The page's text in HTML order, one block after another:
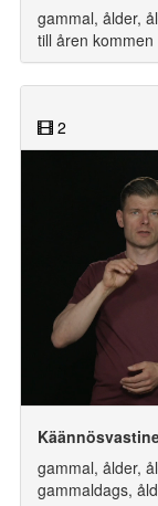
gammal, ålder,
till åren kommen
2
gammal, ålder,
gammaldags,